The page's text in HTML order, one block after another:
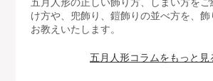
五月人形の正しい飾り方、しまい方を
け方や、兜飾り、鎧飾りの並べ方を、飾
お教えいたします。
五月人形コラムをもっと見